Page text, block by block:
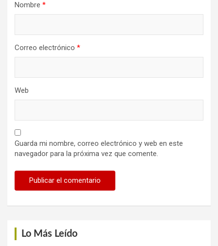
Nombre *
Correo electrónico *
Web
Guarda mi nombre, correo electrónico y web en este
navegador para la próxima vez que comente.
Lo Más Leído